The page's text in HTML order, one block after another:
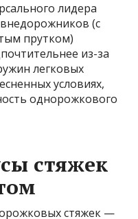
лидера
(с
прутком)
из-за
легковых
условиях,
однорожкового
стяжек
стяжек —